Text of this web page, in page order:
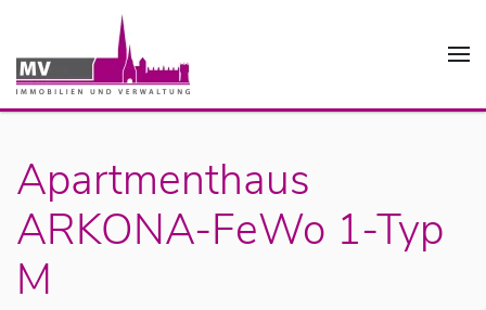
Apartmenthaus
ARKONA-FeWo 1-Typ
M